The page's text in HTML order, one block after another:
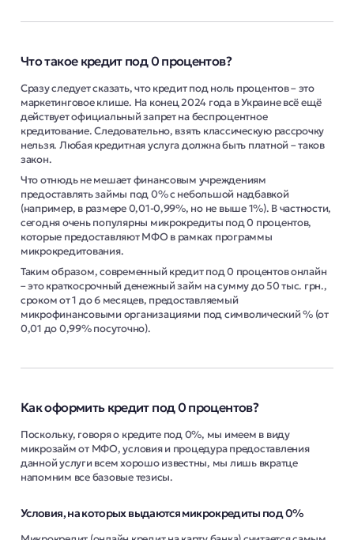
Что такое кредит под 0 процентов?
Сразу следует сказать, что кредит под ноль процентов – это
маркетинговое клише. На конец 2024 года в Украине всё ещё
действует официальный запрет на беспроцентное
кредитование. Следовательно, взять классическую рассрочку
нельзя. Любая кредитная услуга должна быть платной – таков
закон.
Что отнюдь не мешает финансовым учреждениям
предоставлять займы под 0% с небольшой надбавкой
(например, в размере 0,01-0,99%, но не выше 1%). В частности,
сегодня очень популярны микрокредиты под 0 процентов,
которые предоставляют МФО в рамках программы
микрокредитования.
Таким образом, современный кредит под 0 процентов онлайн
– это краткосрочный денежный займ на сумму до 50 тыс. грн.,
сроком от 1 до 6 месяцев, предоставляемый
микрофинансовыми организациями под символический % (от
0,01 до 0,99% посуточно).
Как оформить кредит под 0 процентов?
Поскольку, говоря о кредите под 0%, мы имеем в виду
микрозайм от МФО, условия и процедура предоставления
данной услуги всем хорошо известны, мы лишь вкратце
напомним все базовые тезисы.
Условия, на которых выдаются микрокредиты под 0%